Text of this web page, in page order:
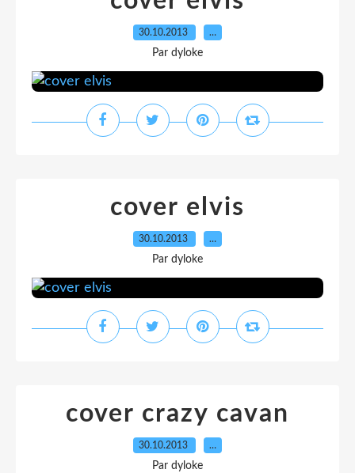
30.10.2013 …
Par dyloke
cover elvis
30.10.2013 …
Par dyloke
cover crazy cavan
30.10.2013 …
Par dyloke